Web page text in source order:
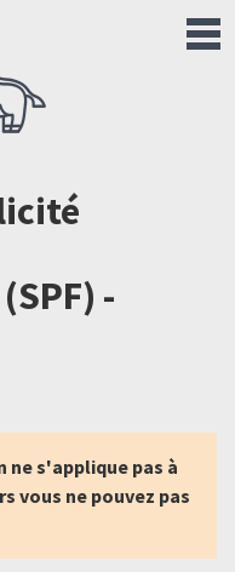
-
s'applique pas à
vous ne pouvez pas